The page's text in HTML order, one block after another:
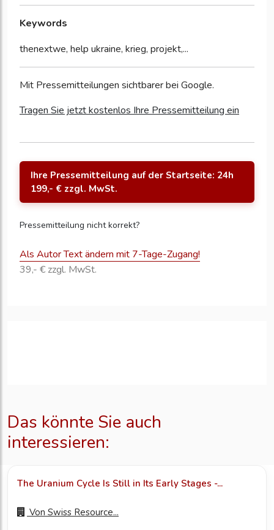
Keywords
thenextwe, help ukraine, krieg, projekt,...
Mit Pressemitteilungen sichtbarer bei Google.
Tragen Sie jetzt kostenlos Ihre Pressemitteilung ein
Ihre Pressemitteilung auf der Startseite: 24h
199,- € zzgl. MwSt.
Pressemitteilung nicht korrekt?
Als Autor Text ändern mit 7-Tage-Zugang!
39,- € zzgl. MwSt.
Das könnte Sie auch
interessieren:
The Uranium Cycle Is Still in Its Early Stages -...
Von Swiss Resource...